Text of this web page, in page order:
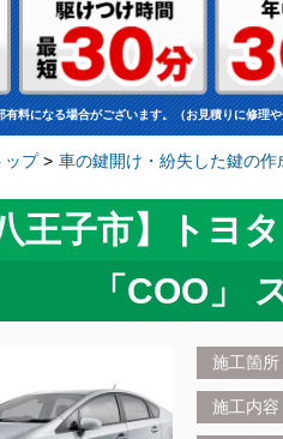
料になる場合がございます。（お見積りに修理
ップ> 車の鍵開け・紛失した鍵の作
八王子市】トヨ
「COO」
施工箇所
施工内容